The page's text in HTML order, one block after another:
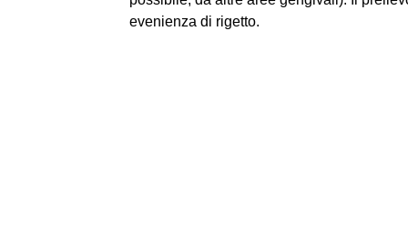
evenienza di rigetto.